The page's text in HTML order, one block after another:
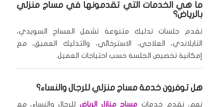
ما هي الخدمات التي تقدمونها في مساج منزلي
بالرياض؟
نقدم جلسات تدليك متنوعة تشمل المساج السويدي،
التايلاندي، العلاجي، الاسترخائي، والتدليك العميق، مع
إمكانية تخصيص الجلسة حسب احتياجات العميل.
هل توفرون خدمة مساج منزلي للرجال والنساء؟
نعم، نقدم خدمات مساج منازل الرياض للرجال والنساء، مع